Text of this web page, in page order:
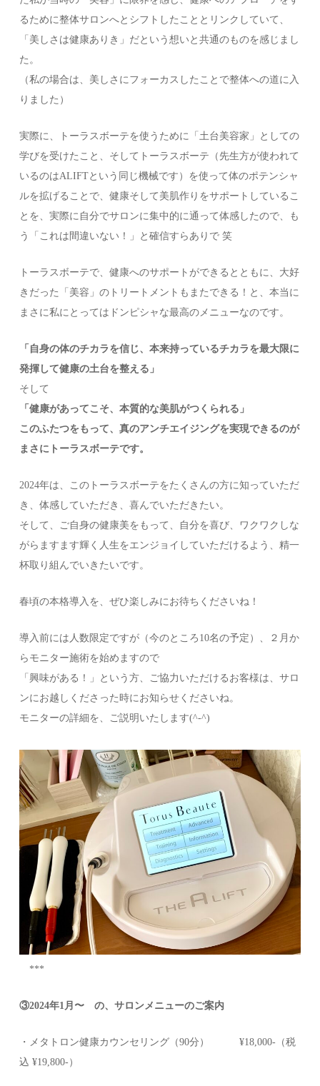
るために整体サロンへとシフトしたこととリンクしていて、
「美しさは健康ありき」だという想いと共通のものを感じまし
た。
（私の場合は、美しさにフォーカスしたことで整体への道に入
りました）
実際に、トーラスボーテを使うために「土台美容家」としての
学びを受けたこと、そしてトーラスボーテ（先生方が使われて
いるのはALIFTという同じ機械です）を使って体のポテンシャ
ルを拡げることで、健康そして美肌作りをサポートしているこ
とを、実際に自分でサロンに集中的に通って体感したので、も
う「これは間違いない！」と確信すらありで 笑
トーラスボーテで、健康へのサポートができるとともに、大好
きだった「美容」のトリートメントもまたできる！と、本当に
まさに私にとってはドンピシャな最高のメニューなのです。
「自身の体のチカラを信じ、本来持っているチカラを最大限に
発揮して健康の土台を整える」
そして
「健康があってこそ、本質的な美肌がつくられる」
このふたつをもって、真のアンチエイジングを実現できるのが
まさにトーラスボーテです。
2024年は、このトーラスボーテをたくさんの方に知っていただ
き、体感していただき、喜んでいただきたい。
そして、ご自身の健康美をもって、自分を喜び、ワクワクしな
がらますます輝く人生をエンジョイしていただけるよう、精一
杯取り組んでいきたいです。
春頃の本格導入を、ぜひ楽しみにお待ちくださいね！
導入前には人数限定ですが（今のところ10名の予定）、２月か
らモニター施術を始めますので
「興味がある！」という方、ご協力いただけるお客様は、サロ
ンにお越しくださった時にお知らせくださいね。
モニターの詳細を、ご説明いたします(^-^)
***
③2024年1月〜 の、サロンメニューのご案内
・メタトロン健康カウンセリング（90分） ¥18,000-（税
込 ¥19,800-）